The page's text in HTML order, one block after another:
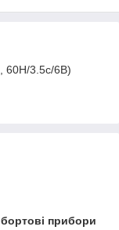
60Н/3.5с/6В)
прибори